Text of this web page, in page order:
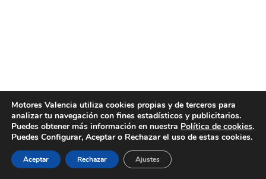
Motores Valencia utiliza cookies propias y de terceros para
analizar tu navegación con fines estadísticos y publicitarios.
Puedes obtener más información en nuestra Política de cookies.
Puedes Configurar, Aceptar o Rechazar el uso de estas cookies.
Aceptar Rechazar Ajustes